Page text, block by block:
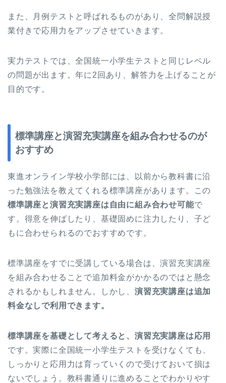
また、月例テストと呼ばれるものがあり、全問解説授
業付きで応用力をアップさせていきます。
実力テストでは、全国統一小学生テストと同じレベル
の問題が出ます。年に2回あり、解答力を上げることが
目的です。
標準講座と演習充実講座を組み合わせるのが
おすすめ
東進オンライン学校小学部には、以前から教科書に沿
った勉強法を教えてくれる標準講座があります。この
標準講座と演習充実講座は自由に組み合わせ可能で
す。得意を伸ばしたり、基礎固めに注力したり、子ど
もに合わせられるのでおすすめです。
標準講座をすでに受講している場合は、演習充実講座
を組み合わせることで追加料金がかかるのではと懸念
されるかもしれません。しかし、 演習充実講座は追加
料金なしで利用できます。
標準講座を基礎として考えると、演習充実講座は応用
です。実際に全国統一小学生テストを受けなくても、
しっかりと応用力は育っていくので受けておいて損は
ないでしょう。教科書通りに進めることでわかりやす